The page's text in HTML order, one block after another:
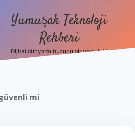
Yumuşak Teknoloji
Rehberi
Dijital dünyada huzurlu bir yolculuk!
mi